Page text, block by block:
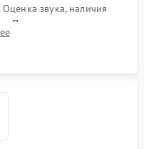
звука, наличия
Подключение тестовых
симптомов поломки.